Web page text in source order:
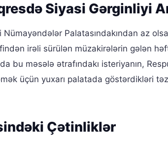
Siyasi Gərginliyi
Nümayəndələr Palatasındakından az
irəli sürülən müzakirələrin gələn
bu məsələ ətrafındakı isteriyanın,
üçün yuxarı palatada göstərdikləri
Çətinliklər